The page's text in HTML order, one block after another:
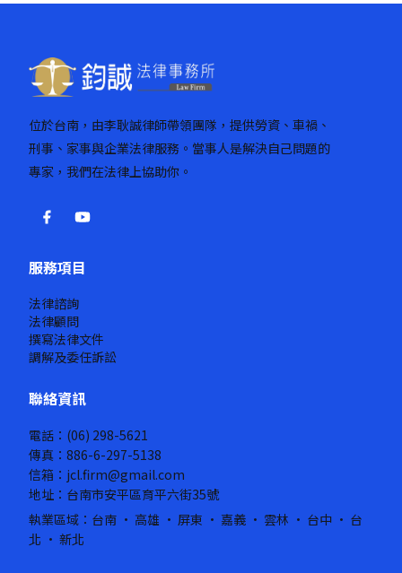
位於台南，由李耿誠律師帶領團隊，提供勞資、車禍、
刑事、家事與企業法律服務。當事人是解決自己問題的
專家，我們在法律上協助你。
服務項目
法律諮詢
法律顧問
撰寫法律文件
調解及委任訴訟
聯絡資訊
電話：(06) 298-5621
傳真：886-6-297-5138
信箱：jcl.firm@gmail.com
地址：台南市安平區育平六街35號
執業區域：台南 · 高雄 · 屏東 · 嘉義 · 雲林 · 台中 · 台
北 · 新北